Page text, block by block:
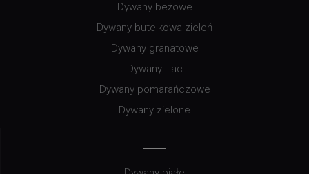
Dywany beżowe
Dywany butelkowa zieleń
Dywany granatowe
Dywany lilac
Dywany pomarańczowe
Dywany zielone